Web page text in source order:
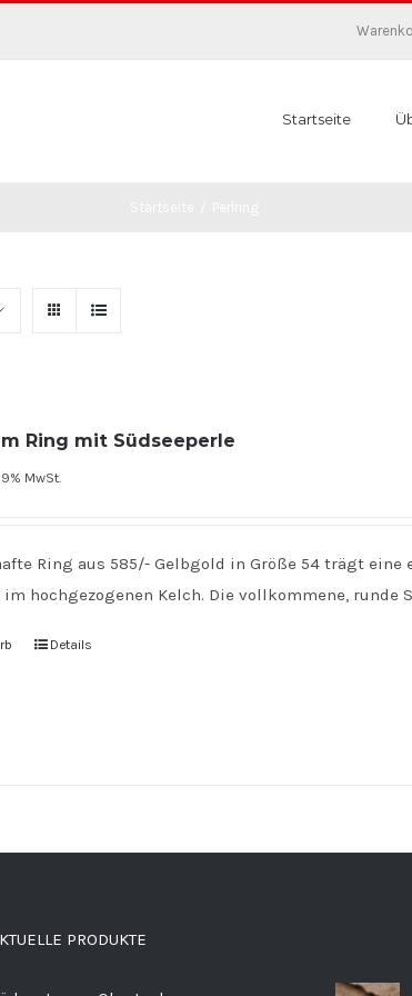
Startseite
Ring mit Südseeperle
MwSt.
Ring aus 585/- Gelbgold in Größe 54 trägt eine
im hochgezogenen Kelch. Die vollkommene,
Details
PRODUKTE